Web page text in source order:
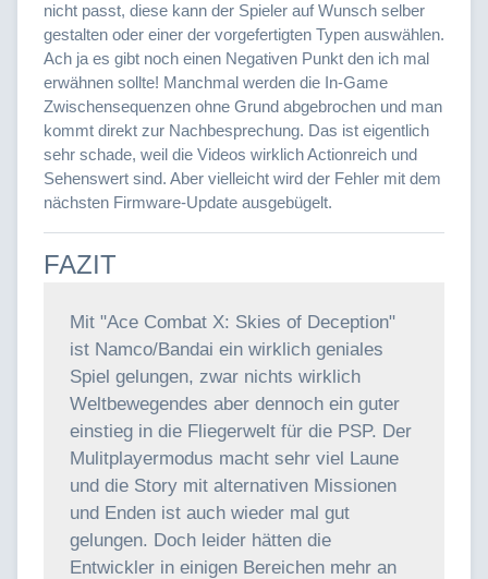
nicht passt, diese kann der Spieler auf Wunsch selber
gestalten oder einer der vorgefertigten Typen auswählen.
Ach ja es gibt noch einen Negativen Punkt den ich mal
erwähnen sollte! Manchmal werden die In-Game
Zwischensequenzen ohne Grund abgebrochen und man
kommt direkt zur Nachbesprechung. Das ist eigentlich
sehr schade, weil die Videos wirklich Actionreich und
Sehenswert sind. Aber vielleicht wird der Fehler mit dem
nächsten Firmware-Update ausgebügelt.
FAZIT
Mit "Ace Combat X: Skies of Deception"
ist Namco/Bandai ein wirklich geniales
Spiel gelungen, zwar nichts wirklich
Weltbewegendes aber dennoch ein guter
einstieg in die Fliegerwelt für die PSP. Der
Mulitplayermodus macht sehr viel Laune
und die Story mit alternativen Missionen
und Enden ist auch wieder mal gut
gelungen. Doch leider hätten die
Entwickler in einigen Bereichen mehr an